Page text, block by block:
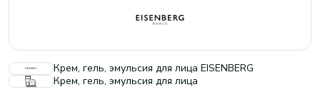
Крем, гель, эмульсия для лица EISENBERG
Крем, гель, эмульсия для лица